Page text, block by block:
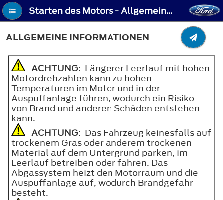
Starten des Motors - Allgemeine Informationen
ALLGEMEINE INFORMATIONEN
ACHTUNG: Längerer Leerlauf mit hohen
Motordrehzahlen kann zu hohen
Temperaturen im Motor und in der
Auspuffanlage führen, wodurch ein Risiko
von Brand und anderen Schäden entstehen
kann.
ACHTUNG: Das Fahrzeug keinesfalls auf
trockenem Gras oder anderem trockenen
Material auf dem Untergrund parken, im
Leerlauf betreiben oder fahren. Das
Abgassystem heizt den Motorraum und die
Auspuffanlage auf, wodurch Brandgefahr
besteht.